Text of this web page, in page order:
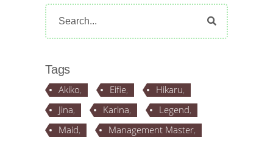
Search
for:
Tags
Akiko Eifie
Hikaru
Jina
Karina
Legend
Maid
Management Master